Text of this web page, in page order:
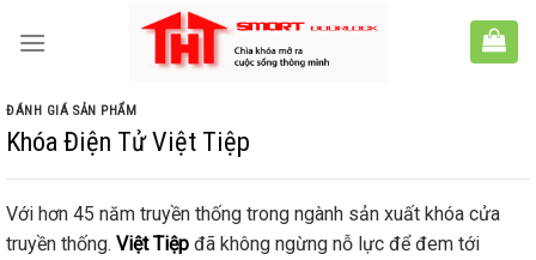
ĐÁNH GIÁ SẢN PHẨM
Khóa Điện Tử Việt Tiệp
Với hơn 45 năm truyền thống trong ngành sản xuất khóa cửa
truyền thống. Việt Tiệp đã không ngừng nỗ lực để đem tới